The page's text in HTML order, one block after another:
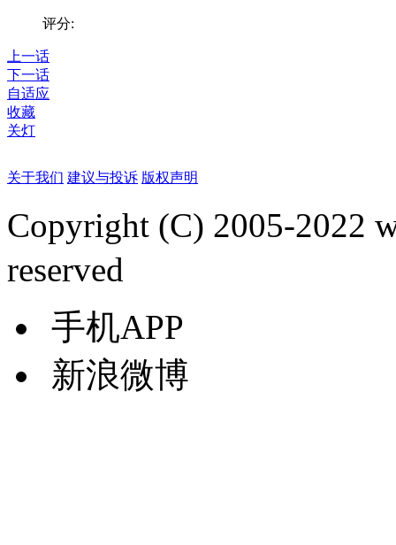
评分:
上一话
下一话
自适应
收藏
关灯
关于我们 建议与投诉 版权声明
Copyright (C) 2005-2022
reserved
手机APP
新浪微博